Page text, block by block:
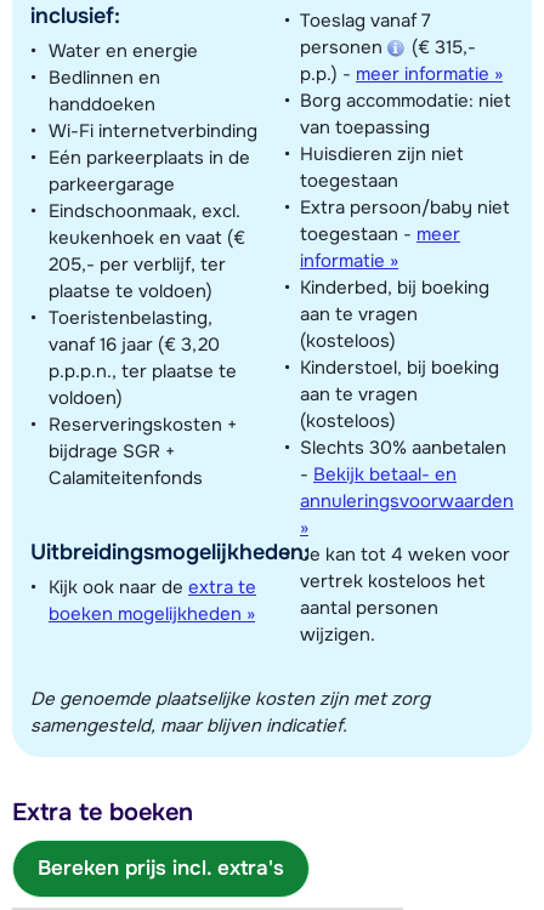
inclusief:
Water en energie
Bedlinnen en
handdoeken
Wi-Fi internetverbinding
Eén parkeerplaats in de
parkeergarage
Eindschoonmaak, excl.
keukenhoek en vaat (€
205,- per verblijf, ter
plaatse te voldoen)
Toeristenbelasting,
vanaf 16 jaar (€ 3,20
p.p.p.n., ter plaatse te
voldoen)
Reserveringskosten +
bijdrage SGR +
Calamiteitenfonds
Uitbreidingsmogelijkheden:
Kijk ook naar de extra te
boeken mogelijkheden »
Toeslag vanaf 7
personen
(€ 315,-
p.p.) - meer informatie »
Borg accommodatie: niet
van toepassing
Huisdieren zijn niet
toegestaan
Extra persoon/baby niet
toegestaan - meer
informatie »
Kinderbed, bij boeking
aan te vragen
(kosteloos)
Kinderstoel, bij boeking
aan te vragen
(kosteloos)
Slechts 30% aanbetalen
- Bekijk betaal- en
annuleringsvoorwaarden
»
Je kan tot 4 weken voor
vertrek kosteloos het
aantal personen
wijzigen.
De genoemde plaatselijke kosten zijn met zorg
samengesteld, maar blijven indicatief.
Extra te boeken
Bereken prijs incl. extra's